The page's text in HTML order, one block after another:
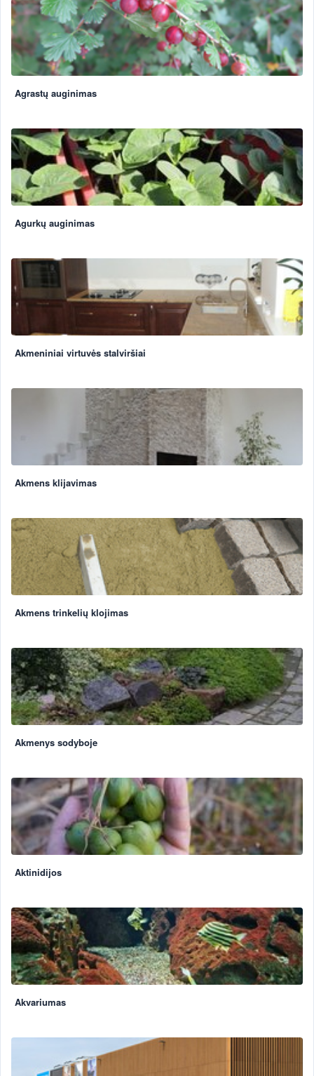
Agrastų auginimas
Agurkų auginimas
Akmeniniai virtuvės stalviršiai
Akmens klijavimas
Akmens trinkelių klojimas
Akmenys sodyboje
Aktinidijos
Akvariumas